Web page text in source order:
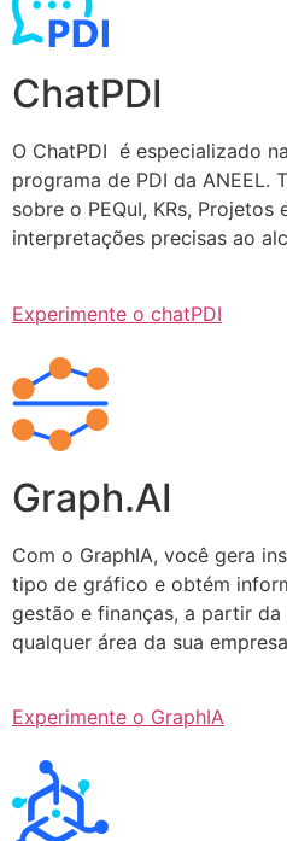
ChatPDI
O ChatPDI é especializado
programa de PDI da ANEEL.
sobre o PEQuI, KRs, Projetos
interpretações precisas ao
Experimente o chatPDI
Graph.AI
Com o GraphIA, você gera
tipo de gráfico e obtém
gestão e finanças, a partir
qualquer área da sua
Experimente o GraphIA